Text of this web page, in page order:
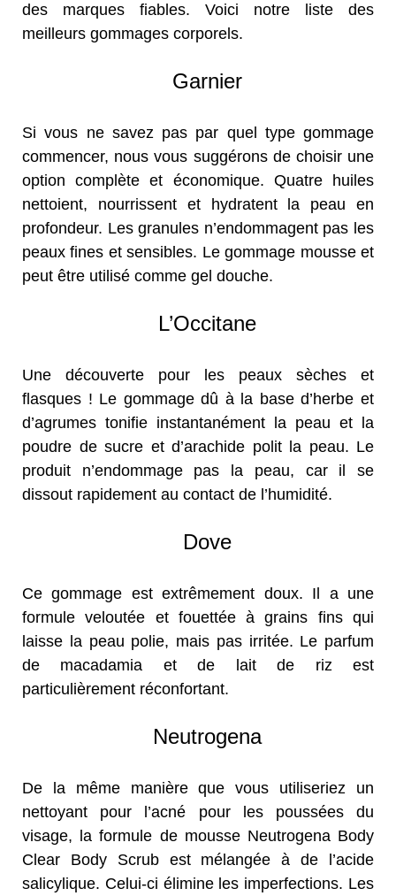
des marques fiables. Voici notre liste des
meilleurs gommages corporels.
Garnier
Si vous ne savez pas par quel type gommage
commencer, nous vous suggérons de choisir une
option complète et économique. Quatre huiles
nettoient, nourrissent et hydratent la peau en
profondeur. Les granules n’endommagent pas les
peaux fines et sensibles. Le gommage mousse et
peut être utilisé comme gel douche.
L’Occitane
Une découverte pour les peaux sèches et
flasques ! Le gommage dû à la base d’herbe et
d’agrumes tonifie instantanément la peau et la
poudre de sucre et d’arachide polit la peau. Le
produit n’endommage pas la peau, car il se
dissout rapidement au contact de l’humidité.
Dove
Ce gommage est extrêmement doux. Il a une
formule veloutée et fouettée à grains fins qui
laisse la peau polie, mais pas irritée. Le parfum
de macadamia et de lait de riz est
particulièrement réconfortant.
Neutrogena
De la même manière que vous utiliseriez un
nettoyant pour l’acné pour les poussées du
visage, la formule de mousse Neutrogena Body
Clear Body Scrub est mélangée à de l’acide
salicylique. Celui-ci élimine les imperfections. Les